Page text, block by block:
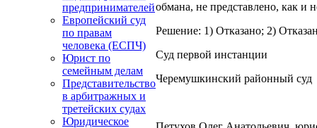
предпринимателей
Европейский суд
по правам
человека (ЕСПЧ)
Юрист по
семейным делам
Представительство
в арбитражных и
третейских судах
Юридическое
обмана, не представлено, как и
Решение: 1) Отказано; 2)
Суд первой инстанции
Черемушкинский районный суд